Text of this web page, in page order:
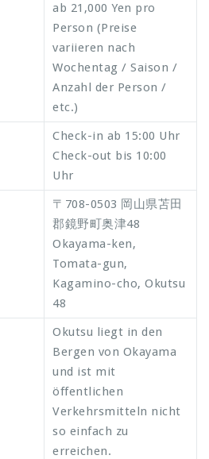
ab 21,000 Yen pro
Person (Preise
variieren nach
Wochentag / Saison /
Anzahl der Person /
etc.)
Check-in ab 15:00 Uhr
Check-out bis 10:00
Uhr
〒708-0503 岡山県苫田
郡鏡野町奥津48
Okayama-ken,
Tomata-gun,
Kagamino-cho, Okutsu
48
Okutsu liegt in den
Bergen von Okayama
und ist mit
öffentlichen
Verkehrsmitteln nicht
so einfach zu
erreichen.